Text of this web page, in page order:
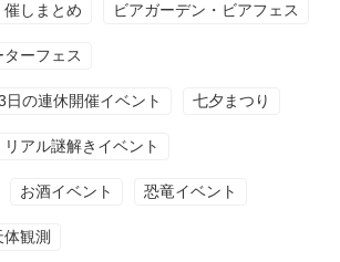
しまとめ ビアガーデン・ビアフェス
ーフェス
の連休開催イベント 七夕まつり
リアル謎解きイベント
お酒イベント 恐竜イベント
観測